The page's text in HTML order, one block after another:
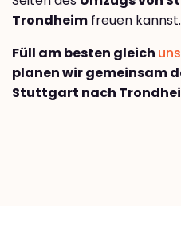
Trondheim freuen kannst.
Füll am besten gleich
planen wir gemeinsam
Stuttgart nach